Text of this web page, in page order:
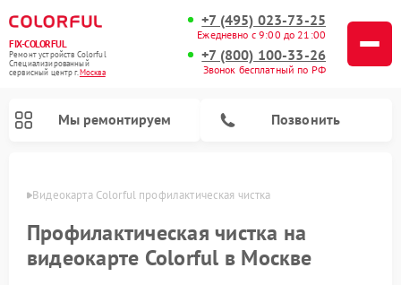
FIX-COLORFUL
Ремонт устройств Colorful
Специализированный
cервисный центр г.Москва
+7 (495) 023-73-25
Ежедневно с 9:00 до 21:00
+7 (800) 100-33-26
Звонок бесплатный по РФ
Мы ремонтируем Позвонить
Видеокарта Colorful профилактическая чистка
Профилактическая чистка на
видеокарте Colorful в Москве